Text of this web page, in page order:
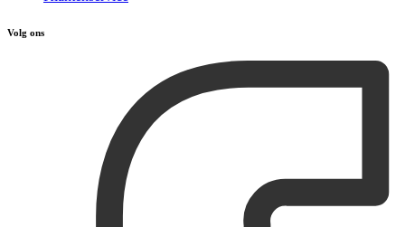
Volg ons